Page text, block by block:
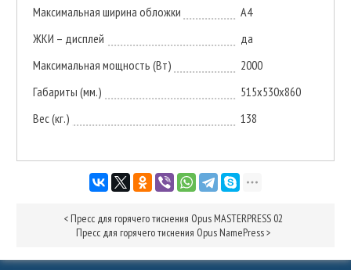
Максимальная ширина обложки
А4
ЖКИ – дисплей
да
Максимальная мощность (Вт)
2000
Габариты (мм.)
515х530х860
Вес (кг.)
138
< Пресс для горячего тиснения Opus MASTERPRESS 02
Пресс для горячего тиснения Opus NamePress>